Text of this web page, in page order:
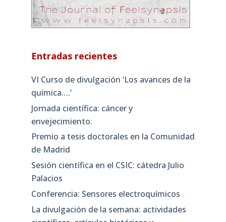
Entradas recientes
VI Curso de divulgación ‘Los avances de la
química….’
Jornada científica: cáncer y
envejecimiento.
Premio a tesis doctorales en la Comunidad
de Madrid
Sesión científica en el CSIC: cátedra Julio
Palacios
Conferencia: Sensores electroquímicos
La divulgación de la semana: actividades